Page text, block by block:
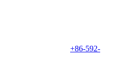
+86-592-